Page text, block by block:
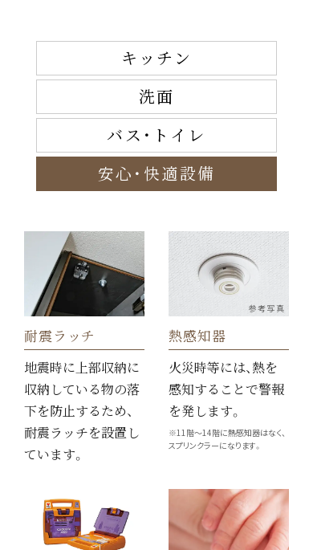
キッチン
洗面
バス・トイレ
安心・快適設備
耐震ラッチ
地震時に上部収納に
収納している物の落
下を防止するため、
耐震ラッチを設置し
ています。
参考写真
熱感知器
火災時等には、熱を
感知することで警報
を発します。
※11階〜14階に熱感知器はなく、
スプリンクラーになります。